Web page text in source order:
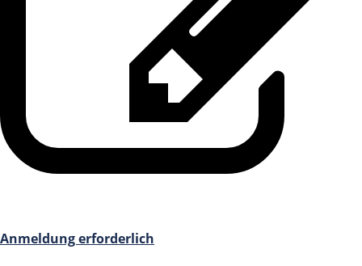
Anmeldung erforderlich